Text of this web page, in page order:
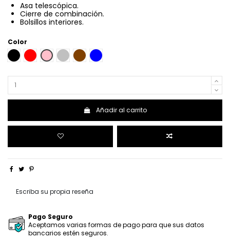
Asa telescópica.
Cierre de combinación.
Bolsillos interiores.
Color
NEGRO ROJO ROSA PLATA MARRONAZUL
Añadir al carrito
Escriba su propia reseña
Pago Seguro
Aceptamos varias formas de pago para que sus datos
bancarios estén seguros.